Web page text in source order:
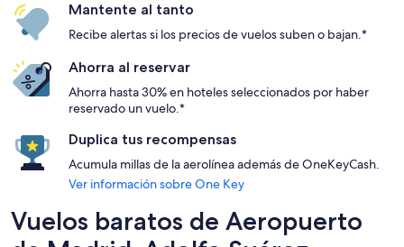
Mantente al tanto
Recibe alertas si los precios de vuelos suben o bajan.*
Ahorra al reservar
Ahorra hasta 30% en hoteles seleccionados por haber
reservado un vuelo.*
Duplica tus recompensas
Acumula millas de la aerolínea además de OneKeyCash.
Ver información sobre One Key
Vuelos baratos de Aeropuerto